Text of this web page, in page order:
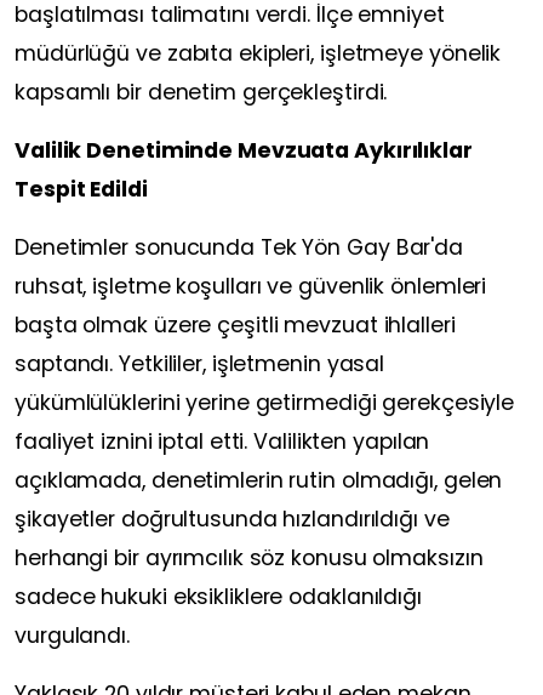
başlatılması talimatını verdi. İlçe emniyet
müdürlüğü ve zabıta ekipleri, işletmeye yönelik
kapsamlı bir denetim gerçekleştirdi.
Valilik Denetiminde Mevzuata Aykırılıklar
Tespit Edildi
Denetimler sonucunda Tek Yön Gay Bar'da
ruhsat, işletme koşulları ve güvenlik önlemleri
başta olmak üzere çeşitli mevzuat ihlalleri
saptandı. Yetkililer, işletmenin yasal
yükümlülüklerini yerine getirmediği gerekçesiyle
faaliyet iznini iptal etti. Valilikten yapılan
açıklamada, denetimlerin rutin olmadığı, gelen
şikayetler doğrultusunda hızlandırıldığı ve
herhangi bir ayrımcılık söz konusu olmaksızın
sadece hukuki eksikliklere odaklanıldığı
vurgulandı.